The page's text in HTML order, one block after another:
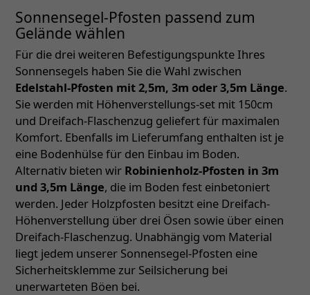
Sonnensegel-Pfosten passend zum
Gelände wählen
Für die drei weiteren Befestigungspunkte Ihres
Sonnensegels haben Sie die Wahl zwischen
Edelstahl-Pfosten mit 2,5m, 3m oder 3,5m Länge.
Sie werden mit Höhenverstellungs-set mit 150cm
und Dreifach-Flaschenzug geliefert für maximalen
Komfort. Ebenfalls im Lieferumfang enthalten ist je
eine Bodenhülse für den Einbau im Boden.
Alternativ bieten wir Robinienholz-Pfosten in 3m
und 3,5m Länge, die im Boden fest einbetoniert
werden. Jeder Holzpfosten besitzt eine Dreifach-
Höhenverstellung über drei Ösen sowie über einen
Dreifach-Flaschenzug. Unabhängig vom Material
liegt jedem unserer Sonnensegel-Pfosten eine
Sicherheitsklemme zur Seilsicherung bei
unerwarteten Böen bei.